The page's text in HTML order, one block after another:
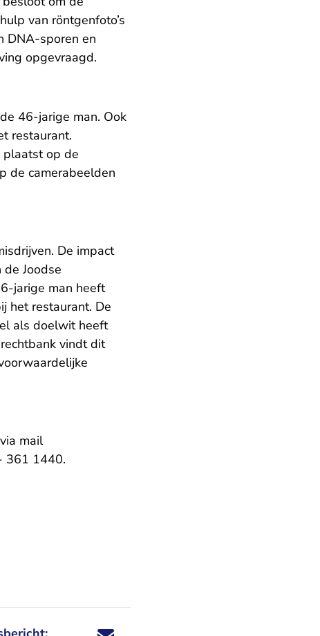
van röntgenfoto’s
DNA-sporen en
opgevraagd.
46-jarige man. Ook
restaurant.
plaatst op de
de camerabeelden
De impact
Joodse
jarige man heeft
het restaurant. De
als doelwit heeft
vindt dit
mail
361 1440.